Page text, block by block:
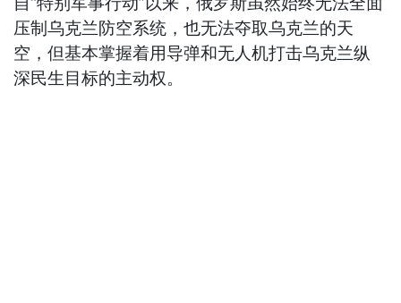
压制乌克兰防空系统，也无法夺取乌克兰的天
空，但基本掌握着用导弹和无人机打击乌克兰纵
深民生目标的主动权。